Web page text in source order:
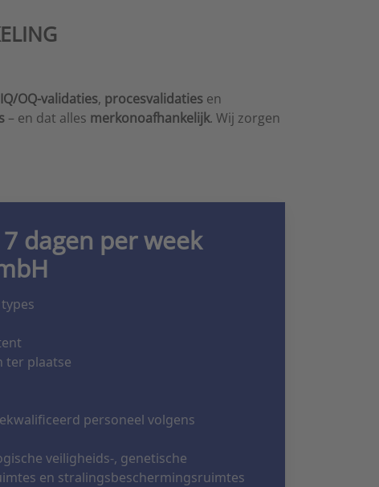
IQ/OQ-validaties, procesvalidaties en
– en dat alles merkonoafhankelijk. Wij zorgen
dagen per week
ter plaatse
personeel volgens
veiligheids-, genetische
en stralingsbeschermingsruimtes